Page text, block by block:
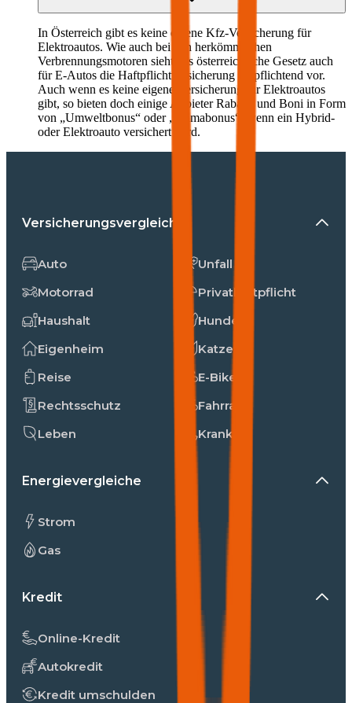
In Österreich gibt es keine eigene Kfz-Versicherung für
Elektroautos. Wie auch bei den herkömmlichen
Verbrennungsmotoren sieht das österreichische Gesetz auch
für E-Autos die Haftpflichtversicherung verpflichtend vor.
Auch wenn es keine eigene Versicherung für Elektroautos
gibt, so bieten doch einige Anbieter Rabatte und Boni in Form
von „Umweltbonus“ oder „Klimabonus“, wenn ein Hybrid-
oder Elektroauto versichert wird.
Versicherungsvergleiche
Auto
Motorrad
Haushalt
Eigenheim
Reise
Rechtsschutz
Leben
Unfall
Privathaftpflicht
Hunde
Katzen
E-Bike
Fahrrad
Kranken
Energievergleiche
Strom
Gas
Kredit
Online-Kredit
Autokredit
Kredit umschulden